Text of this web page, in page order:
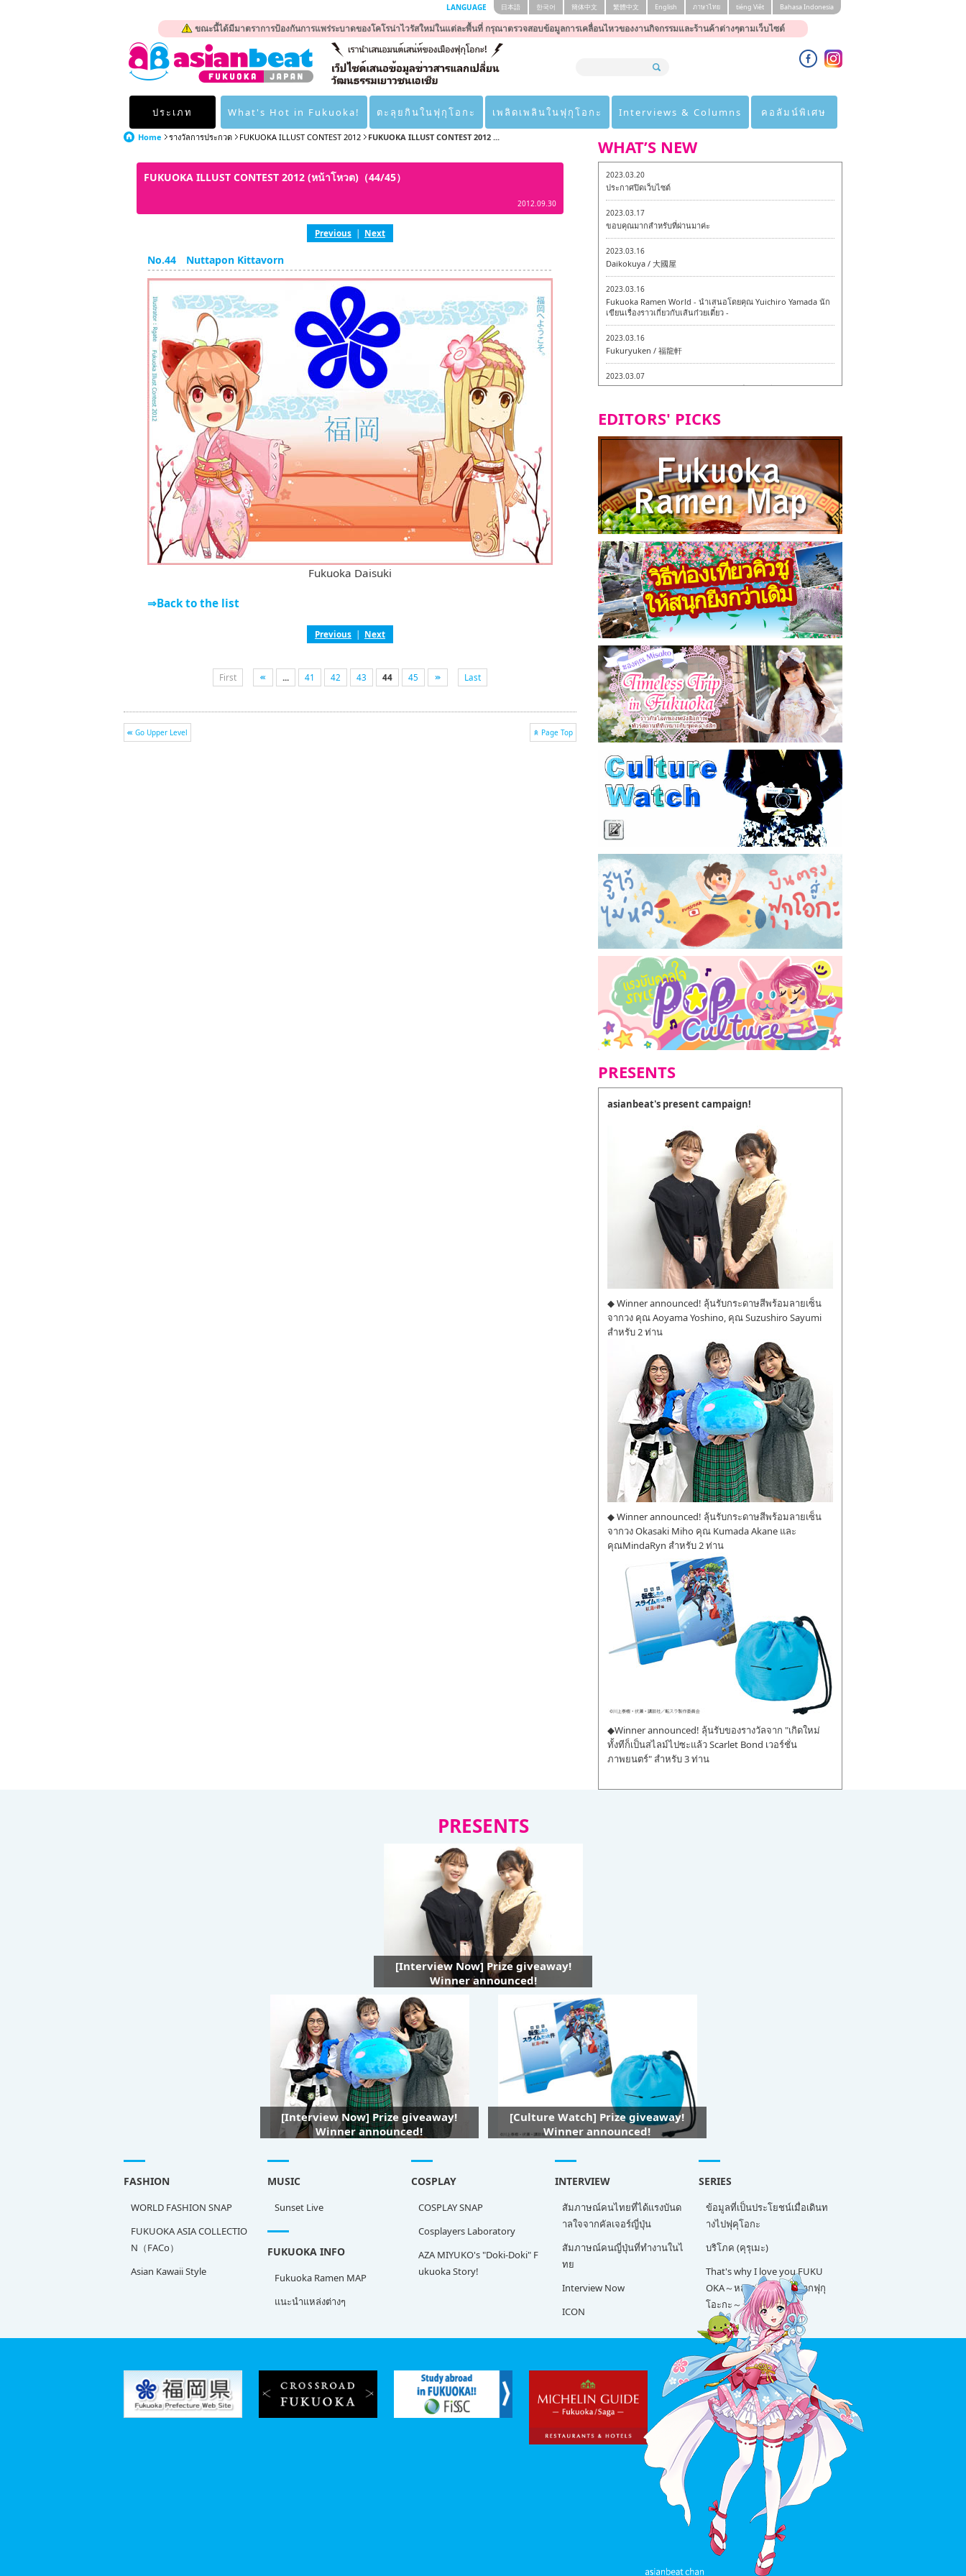
ขณะนี้ได้มีมาตราการป้องกันการแพร่ระบาดของโคโรน่าไวรัสใหม่ในแต่ละพื้นที่ กรุณาตรวจสอบข้อมูลการเคลื่อนไหวของงานกิจกรรมและร้านค้าต่างๆตามเว็บไซต์
LANGUAGE 日本語 한국어 簡体中文 繁體中文 English ภาษาไทย tiéng Viêt Bahasa Indonesia
ประเภท What's Hot in Fukuoka! ตะลุยกินในฟุกุโอกะ เพลิดเพลินในฟุกุโอกะ Interviews & Columns คอลัมน์พิเศษ
Home รางวัลการประกวด FUKUOKA ILLUST CONTEST 2012 FUKUOKA ILLUST CONTEST 2012 ...
FUKUOKA ILLUST CONTEST 2012 (หน้าโหวต)（44/45）
2012.09.30
Previous | Next
No.44 Nuttapon Kittavorn
Fukuoka Daisuki
⇒Back to the list
Previous | Next
First ... 41 42 43 44 45 Last
Go Upper Level Page Top
WHAT’S NEW
2023.03.20
ประกาศปิดเว็บไซต์
2023.03.17
ขอบคุณมากสำหรับที่ผ่านมาค่ะ
2023.03.16
Daikokuya / 大國屋
2023.03.16
Fukuoka Ramen World - นำเสนอโดยคุณ Yuichiro Yamada นัก
เขียนเรื่องราวเกี่ยวกับเส้นก๋วยเตี๋ยว -
2023.03.16
Fukuryuken / 福龍軒
2023.03.07
Isogiyokarazu สาขาหลักฮากาตะ - ทัวร์ชิมเมนูวีแกนและมังสวิรัติ
2023.03.07
ทัวร์ชิมเมนูวีแกนและมังสวิรัติในเมืองฟุกุโอกะ
2023.03.02
little stand Daimyo - ทัวร์ชิมเมนูวีแกนและมังสวิรัติในเมืองฟุกุโอ
กะ -
2023.02.28
Tochikuken Orio Honsha Udon-ten / 東筑軒 折尾本社うどん店
2023.02.27
Maruyoshi Shokudo / 丸好食堂
EDITORS' PICKS
PRESENTS
asianbeat's present campaign!
◆ Winner announced! ลุ้นรับกระดาษสีพร้อมลายเซ็น
จากวง คุณ Aoyama Yoshino, คุณ Suzushiro Sayumi
สำหรับ 2 ท่าน
◆ Winner announced! ลุ้นรับกระดาษสีพร้อมลายเซ็น
จากวง Okasaki Miho คุณ Kumada Akane และ
คุณMindaRyn สำหรับ 2 ท่าน
◆Winner announced! ลุ้นรับของรางวัลจาก "เกิดใหม่
ทั้งทีก็เป็นสไลม์ไปซะแล้ว Scarlet Bond เวอร์ชั่น
ภาพยนตร์" สำหรับ 3 ท่าน
PRESENTS
[Interview Now] Prize giveaway!
Winner announced!
[Interview Now] Prize giveaway!
Winner announced!
[Culture Watch] Prize giveaway!
Winner announced!
FASHION
WORLD FASHION SNAP
FUKUOKA ASIA COLLECTIO
N（FACo）
Asian Kawaii Style
MUSIC
Sunset Live
COSPLAY
COSPLAY SNAP
Cosplayers Laboratory
AZA MIYUKO's "Doki-Doki" F
ukuoka Story!
INTERVIEW
สัมภาษณ์คนไทยที่ได้แรงบันด
าลใจจากคัลเจอร์ญี่ปุ่น
สัมภาษณ์คนญี่ปุ่นที่ทำงานในไ
ทย
Interview Now
ICON
SERIES
ข้อมูลที่เป็นประโยชน์เมื่อเดินท
างไปฟุคุโอกะ
บริโภค (คุรุเมะ)
That's why I love you FUKU
OKA～หลายเรื่องน่ารักจากฟุกุ
โอะกะ～
FUKUOKA INFO
Fukuoka Ramen MAP
แนะนำแหล่งต่างๆ